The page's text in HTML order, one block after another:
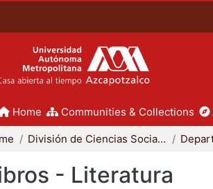
Home Communities & Collections
División de Ciencias Sociales y Humanidades
- Literatura